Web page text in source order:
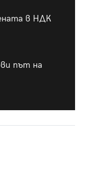
в НДК
път на